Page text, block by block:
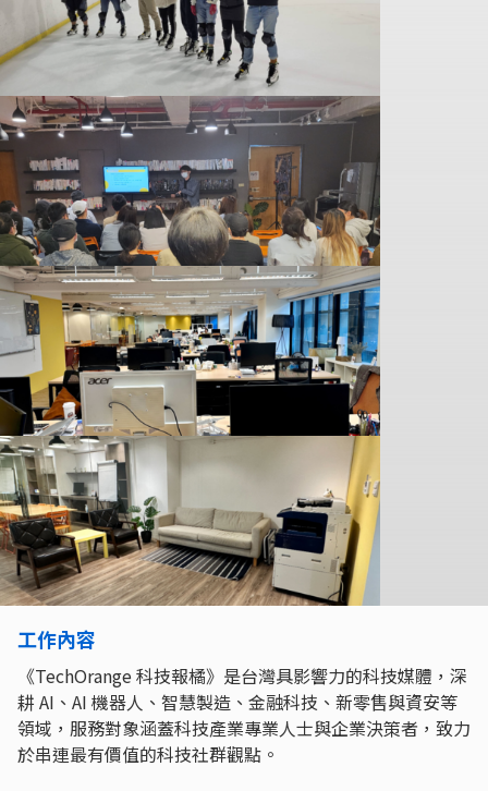
工作內容
《TechOrange 科技報橘》是台灣具影響力的科技媒體，深
耕 AI、AI 機器人、智慧製造、金融科技、新零售與資安等
領域，服務對象涵蓋科技產業專業人士與企業決策者，致力
於串連最有價值的科技社群觀點。